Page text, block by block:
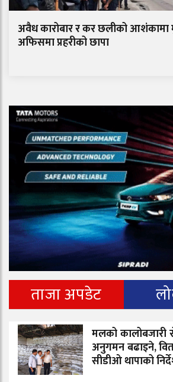
अवैध कारोबार र कर छलीको आशंकामा
अफिसमा प्रहरीको छापा
ताजा अपडेट
मलको कालोबजारी
अनुगमन बढाइने,
सीडीओ थापाको